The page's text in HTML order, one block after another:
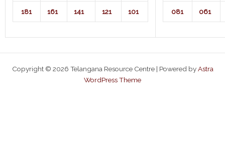
181 161 141 121 101 081 061
Copyright © 2026 Telangana Resource Centre | Powered byAstra
WordPress Theme